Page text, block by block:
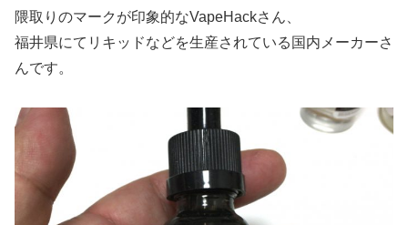
隈取りのマークが印象的なVapeHackさん、
福井県にてリキッドなどを生産されている国内メーカーさ
んです。